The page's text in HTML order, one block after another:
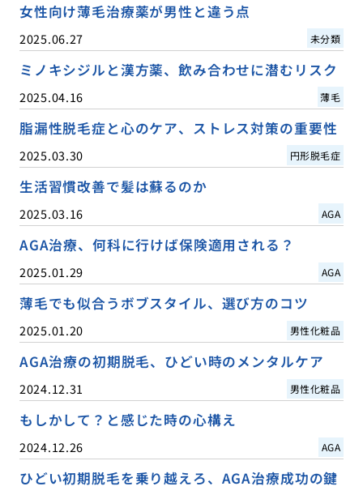
女性向け薄毛治療薬が男性と違う点
2025.06.27 未分類
ミノキシジルと漢方薬、飲み合わせに潜むリスク
2025.04.16 薄毛
脂漏性脱毛症と心のケア、ストレス対策の重要性
2025.03.30 円形脱毛症
生活習慣改善で髪は蘇るのか
2025.03.16 AGA
AGA治療、何科に行けば保険適用される？
2025.01.29 AGA
薄毛でも似合うボブスタイル、選び方のコツ
2025.01.20 男性化粧品
AGA治療の初期脱毛、ひどい時のメンタルケア
2024.12.31 男性化粧品
もしかして？と感じた時の心構え
2024.12.26 AGA
ひどい初期脱毛を乗り越えろ、AGA治療成功の鍵